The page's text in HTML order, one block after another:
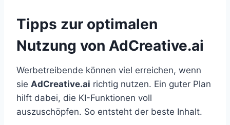
Tipps zur optimalen
Nutzung von AdCreative.ai
Werbetreibende können viel erreichen, wenn
sie AdCreative.ai richtig nutzen. Ein guter Plan
hilft dabei, die KI-Funktionen voll
auszuschöpfen. So entsteht der beste Inhalt.